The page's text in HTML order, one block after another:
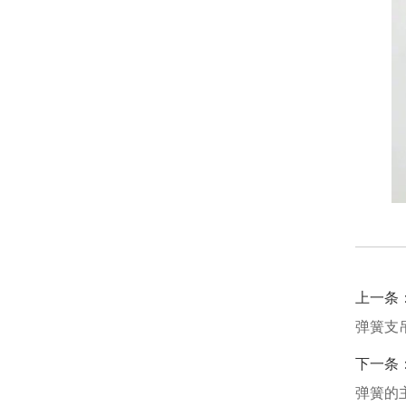
上一条
弹簧支
下一条
弹簧的